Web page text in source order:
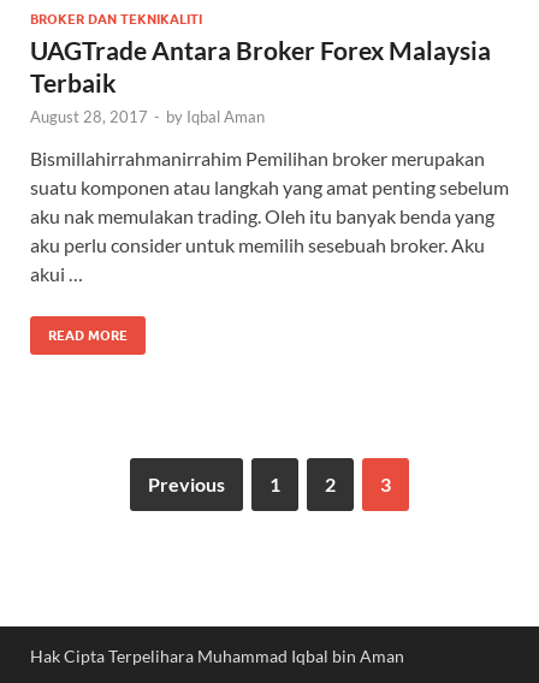
BROKER DAN TEKNIKALITI
UAGTrade Antara Broker Forex Malaysia
Terbaik
August 28, 2017 - by Iqbal Aman
Bismillahirrahmanirrahim Pemilihan broker merupakan
suatu komponen atau langkah yang amat penting sebelum
aku nak memulakan trading. Oleh itu banyak benda yang
aku perlu consider untuk memilih sesebuah broker. Aku
akui …
READ MORE
Previous 1 2 3
Hak Cipta Terpelihara Muhammad Iqbal bin Aman